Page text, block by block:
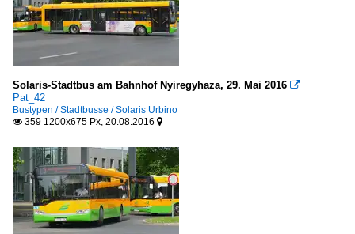
Solaris-Stadtbus am Bahnhof Nyiregyhaza, 29. ‎Mai ‎2016 
Pat_42
Bustypen / Stadtbusse / Solaris Urbino
 359 1200x675 Px, 20.08.2016 